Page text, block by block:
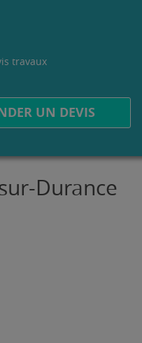
travaux
UN DEVIS
Durance